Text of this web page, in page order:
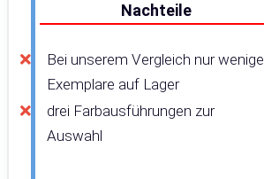
Nachteile
Bei unserem Vergleich nur wenige
Exemplare auf Lager
drei Farbausführungen zur
Auswahl